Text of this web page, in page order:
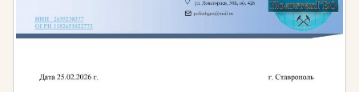
Приказ Минобрнауки РФ от 24.01.2011 N 84
«Об утверждении и введении в действие
профессионального образования по